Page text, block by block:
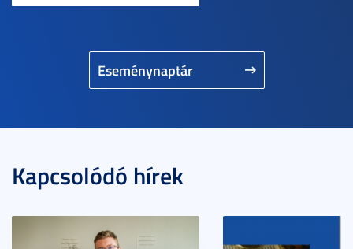
Eseménynaptár
Kapcsolódó hírek